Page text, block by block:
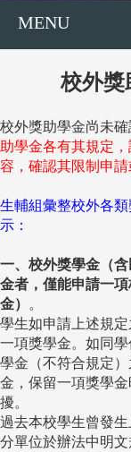
MENU
校外獎
校外獎助學金尚未
助學金各有其規定
容，確認其限制申
生輔組彙整校外各
示：
一、校外獎學金（
金者，僅能申請一
金）
。
學生如申請上述規
一項獎學金。如同
學金（不符合規定
金，保留一項獎學
擾。
過去本校學生曾發
分單位於辦法中明